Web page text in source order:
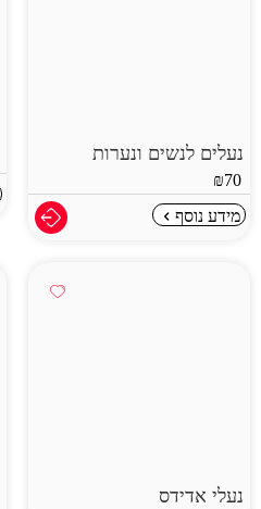
נעלים לנשים ונערות
₪70
מידע נוסף
נעלי אדידס